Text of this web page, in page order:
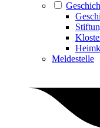
Meldestelle